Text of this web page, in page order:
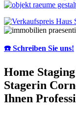
☎️ Schreiben Sie uns!
Home
Stagerin
Ihnen